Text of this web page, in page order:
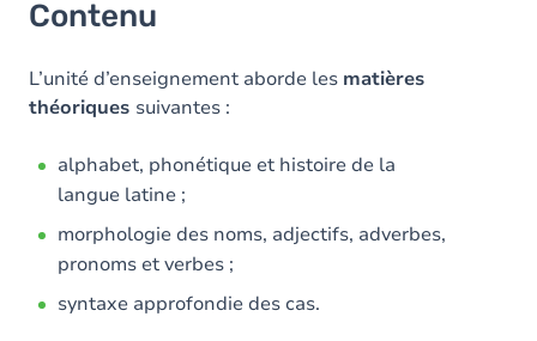
Contenu
L’unité d’enseignement aborde les matières
théoriques suivantes :
alphabet, phonétique et histoire de la
langue latine ;
morphologie des noms, adjectifs, adverbes,
pronoms et verbes ;
syntaxe approfondie des cas.